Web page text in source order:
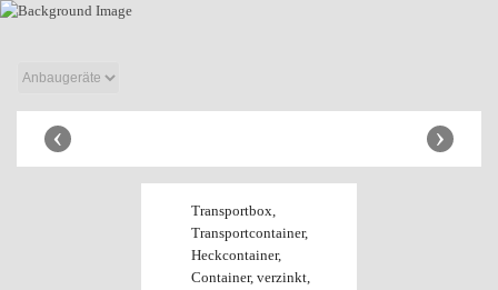
›
‹
Transportbox,
Transportcontainer,
Heckcontainer,
Container, verzinkt,